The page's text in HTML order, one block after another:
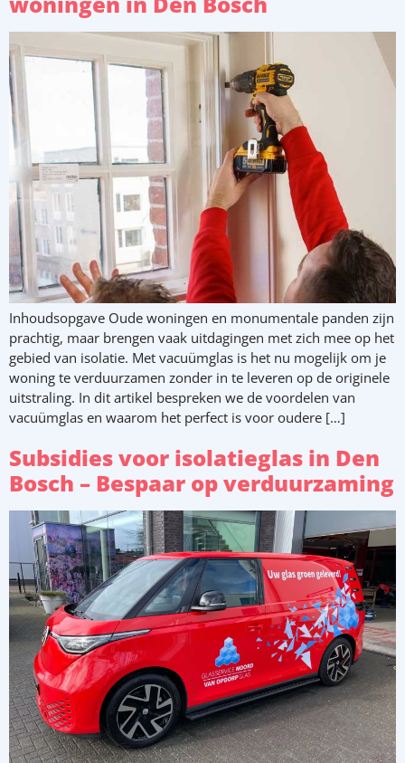
Inhoudsopgave Oude woningen en monumentale panden zijn
prachtig, maar brengen vaak uitdagingen met zich mee op het
gebied van isolatie. Met vacuümglas is het nu mogelijk om je
woning te verduurzamen zonder in te leveren op de originele
uitstraling. In dit artikel bespreken we de voordelen van
vacuümglas en waarom het perfect is voor oudere […]
Subsidies voor isolatieglas in Den
Bosch – Bespaar op verduurzaming